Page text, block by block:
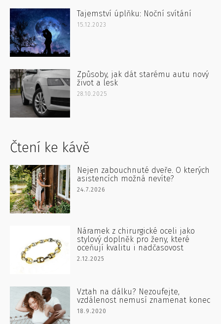
Tajemství úplňku: Noční svítání
15.12.2023
Způsoby, jak dát starému autu nový
život a lesk
28.10.2025
Čtení ke kávě
Nejen zabouchnuté dveře. O kterých
asistencích možná nevíte?
24.7.2026
Náramek z chirurgické oceli jako
stylový doplněk pro ženy, které
oceňují kvalitu i nadčasovost
2.12.2025
Vztah na dálku? Nezoufejte,
vzdálenost nemusí znamenat konec
18.9.2020